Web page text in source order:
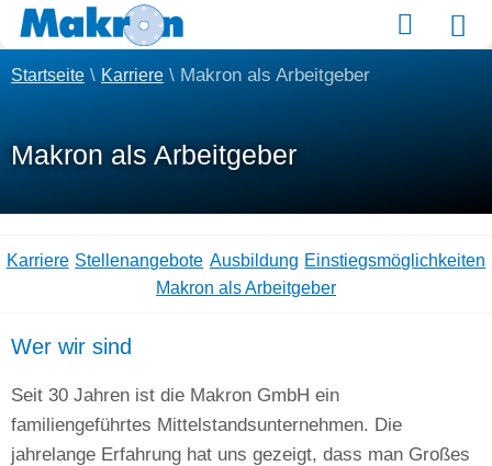
Startseite \ Karriere \ Makron als Arbeitgeber
Makron als Arbeitgeber
Karriere Stellenangebote Ausbildung Einstiegsmöglichkeiten
Makron als Arbeitgeber
Wer wir sind
Seit 30 Jahren ist die Makron GmbH ein
familiengeführtes Mittelstandsunternehmen. Die
jahrelange Erfahrung hat uns gezeigt, dass man Großes